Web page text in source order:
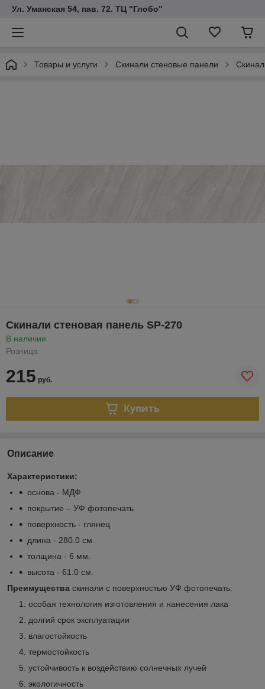
Ул. Уманская 54, пав. 72. ТЦ "Глобо"
Товары и услуги Скинали стеновые панели
Скинали стеновая панель SP-270
В наличии
Розница
215 руб.
Купить
Описание
Характеристики:
основа - МДФ
покрытие – УФ фотопечать
поверхность - глянец
длина - 280.0 см.
толщина - 6 мм.
высота - 61.0 см.
Преимущества скинали с поверхностью УФ фотопечать:
особая технология изготовления и нанесения лака
долгий срок эксплуатации
влагостойкость
термостойкость
устойчивость к воздействию солнечных лучей
экологичность